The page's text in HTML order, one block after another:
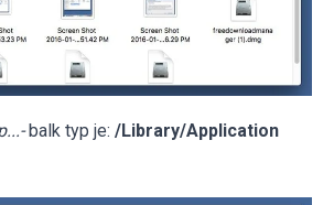
balk typ je: /Library/Application